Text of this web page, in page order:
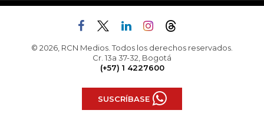
© 2026, RCN Medios. Todos los derechos reservados.
Cr. 13a 37-32, Bogotá
(+57) 1 4227600
SUSCRÍBASE